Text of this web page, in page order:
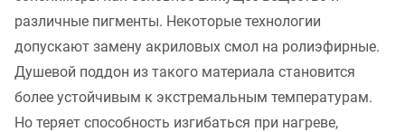
различные пигменты. Некоторые технологии
допускают замену акриловых смол на ролиэфирные.
Душевой поддон из такого материала становится
более устойчивым к экстремальным температурам.
Но теряет способность изгибаться при нагреве,